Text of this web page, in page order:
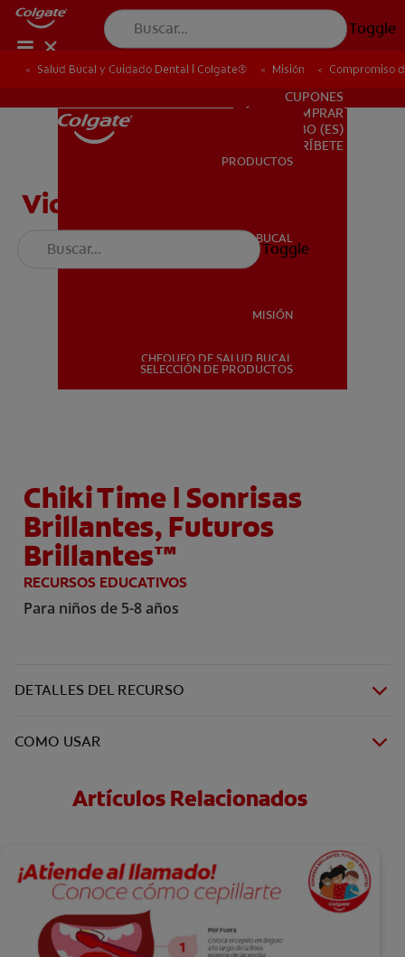
Toggle
PRODUCTOS
SALUD BUCAL
PARA PROFESIONALES
SUSCRÍBETE
PARA PROFESIONALES
CUPONES
DÓNDE COMPRAR
BO (ES)
SUSCRÍBETE
PRODUCTOS
SALUD BUCAL
MISIÓN
CHEQUEO DE SALUD BUCAL
SELECCIÓN DE PRODUCTOS
Toggle
Salud Bucal y Cuidado Dental | Colgate® Misión Compromiso
Salud Bucal y Cuidado Dental | Colgate® Misión Compromiso
Video: Chikitime
Chiki Time | Sonrisas
Brillantes, Futuros
Brillantes™
RECURSOS EDUCATIVOS
Para niños de 5-8 años
DETALLES DEL RECURSO
COMO USAR
Artículos Relacionados